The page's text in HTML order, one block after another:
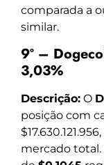
comparada a
similar.
9º –
3,03%
Descrição: O
posição com
mercado total.